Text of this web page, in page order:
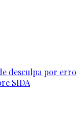
desculpa por erro
SIDA